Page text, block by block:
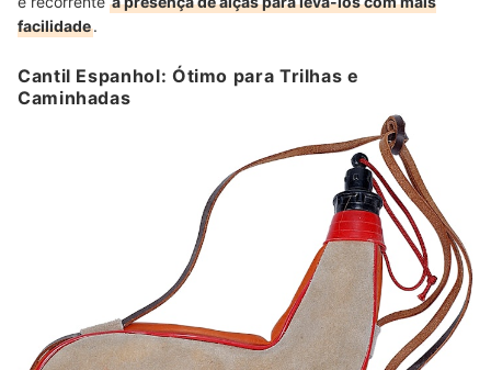
facilidade.
Cantil Espanhol: Ótimo para Trilhas e
Caminhadas